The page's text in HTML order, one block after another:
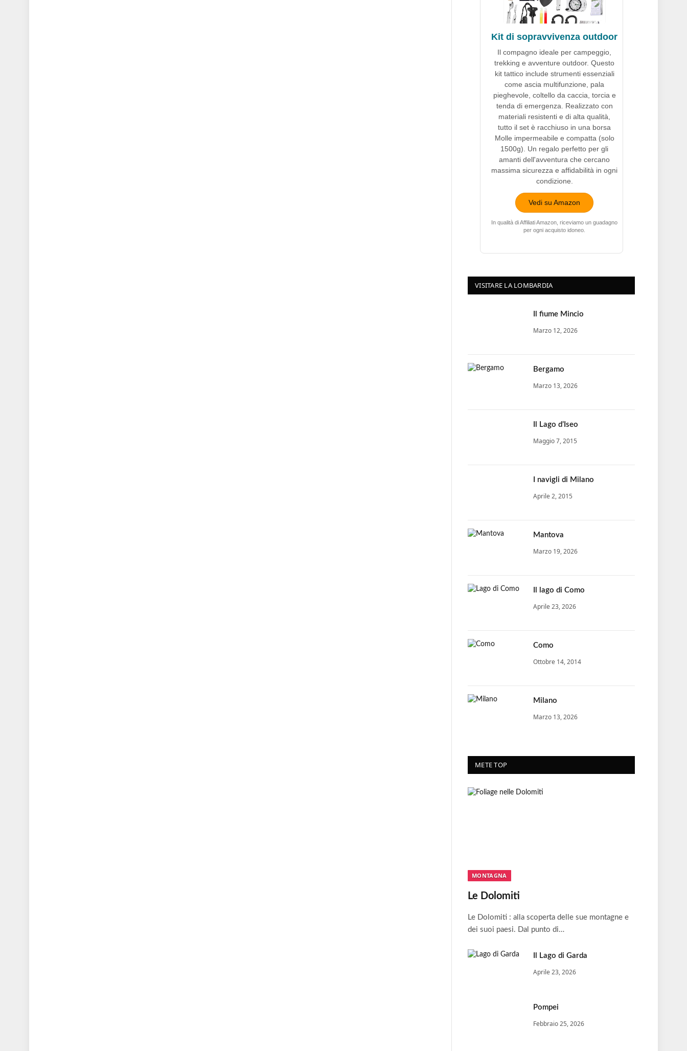
Kit di sopravvivenza outdoor
Il compagno ideale per campeggio,
trekking e avventure outdoor. Questo
kit tattico include strumenti essenziali
come ascia multifunzione, pala
pieghevole, coltello da caccia, torcia e
tenda di emergenza. Realizzato con
materiali resistenti e di alta qualità,
tutto il set è racchiuso in una borsa
Molle impermeabile e compatta (solo
1500g). Un regalo perfetto per gli
amanti dell'avventura che cercano
massima sicurezza e affidabilità in ogni
condizione.
Vedi su Amazon
In qualità di Affiliati Amazon, riceviamo un guadagno
per ogni acquisto idoneo.
VISITARE LA LOMBARDIA
Il fiume Mincio
Marzo 12, 2026
Bergamo
Marzo 13, 2026
Il Lago d’Iseo
Maggio 7, 2015
I navigli di Milano
Aprile 2, 2015
Mantova
Marzo 19, 2026
Il lago di Como
Aprile 23, 2026
Como
Ottobre 14, 2014
Milano
Marzo 13, 2026
METE TOP
MONTAGNA
Le Dolomiti
Le Dolomiti : alla scoperta delle sue montagne e
dei suoi paesi. Dal punto di…
Il Lago di Garda
Aprile 23, 2026
Pompei
Febbraio 25, 2026